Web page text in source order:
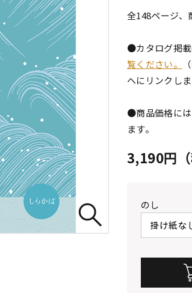
全148ページ、
●カタログ掲載
覧ください。
へにリンクしま
●商品価格には
ます。
3,190円（
のし